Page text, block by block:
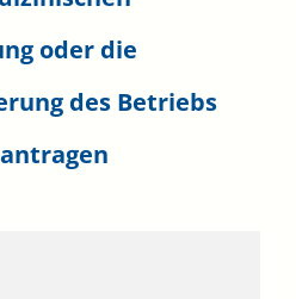
oder die
des Betriebs